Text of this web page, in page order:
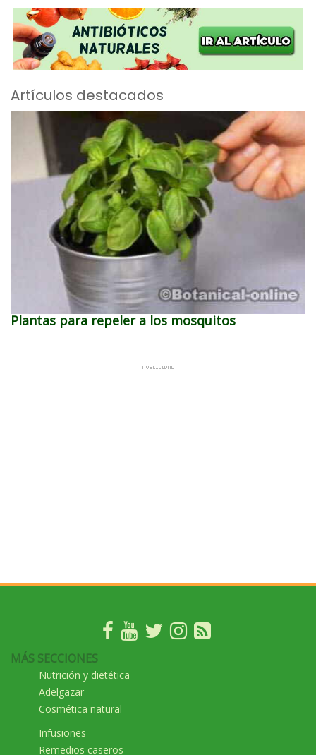
Artículos destacados
Plantas para repeler a los mosquitos
MÁS SECCIONES
Nutrición y dietética
Adelgazar
Cosmética natural
Infusiones
Remedios caseros